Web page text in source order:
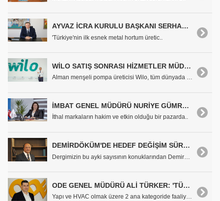
AYVAZ İCRA KURULU BAŞKANI SERHAN ALPAGUT: 'AYVAZ KALİTE VE GÜVEN KELİMELERİYLE ÖZDEŞLEŞMİŞ BİR MARKA'
'Türkiye'nin ilk esnek metal hortum üretic..
WİLO SATIŞ SONRASI HİZMETLER MÜDÜRÜ NECATİ ÖMER ZEYREK: 'SERVİS KONUSUNDA OLDUKÇA İDDİALIYIZ'
Alman menşeli pompa üreticisi Wilo, tüm dünyada ya..
İMBAT GENEL MÜDÜRÜ NURİYE GÜMRÜKCÜLER: 'İMBAT 100. YILINI KUTLAYABİLECEK BİR ŞİRKET YARATMAK İÇİN İŞE KOYULDU'
İthal markaların hakim ve etkin olduğu bir pazarda..
DEMİRDÖKÜM'DE HEDEF DEĞİŞİM SÜRECİNDEN LİDER ÇIKMAK
ODE GENEL MÜDÜRÜ ALİ TÜRKER: 'TÜRKİYE'NİN EN BÜYÜK YALITIM FİRMASI OLMAYI AMAÇLIYORUZ'
Yapı ve HVAC olmak üzere 2 ana kategoride faaliyet..